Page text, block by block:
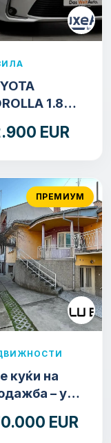
1.8
KS.2022
EUR
ПРЕМИУМ
куќи на
– ул.
EUR